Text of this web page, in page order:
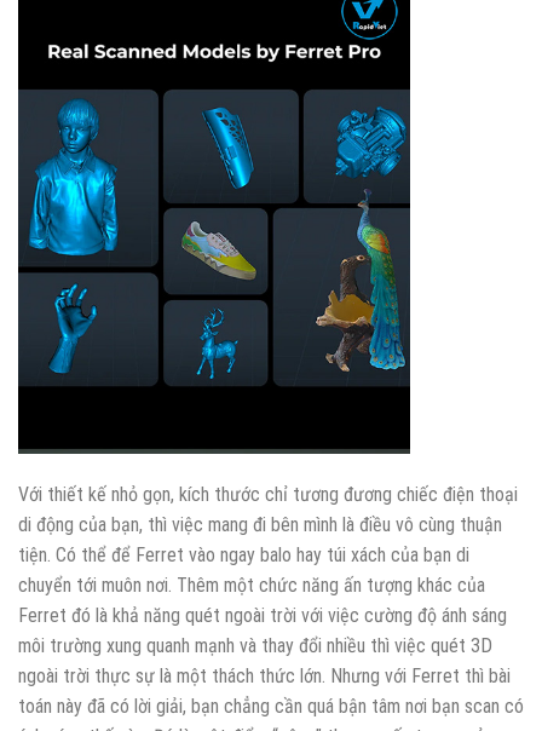
Với thiết kế nhỏ gọn, kích thước chỉ tương đương chiếc điện thoại
di động của bạn, thì việc mang đi bên mình là điều vô cùng thuận
tiện. Có thể để Ferret vào ngay balo hay túi xách của bạn di
chuyển tới muôn nơi. Thêm một chức năng ấn tượng khác của
Ferret đó là khả năng quét ngoài trời với việc cường độ ánh sáng
môi trường xung quanh mạnh và thay đổi nhiều thì việc quét 3D
ngoài trời thực sự là một thách thức lớn. Nhưng với Ferret thì bài
toán này đã có lời giải, bạn chẳng cần quá bận tâm nơi bạn scan có